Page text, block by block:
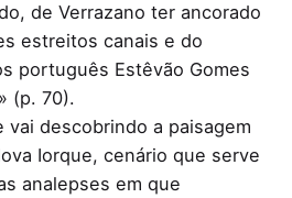
de Verrazano ter ancorado
estreitos canais e do
português Estêvão Gomes
(p. 70).
vai descobrindo a paisagem
Iorque, cenário que serve
analepses em que